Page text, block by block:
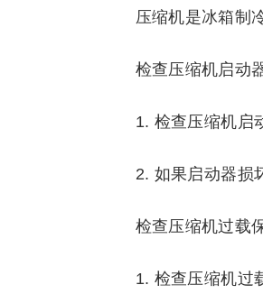
压缩机是冰箱制
检查压缩机启动
1. 检查压缩机启
2. 如果启动器损
检查压缩机过载
1. 检查压缩机过